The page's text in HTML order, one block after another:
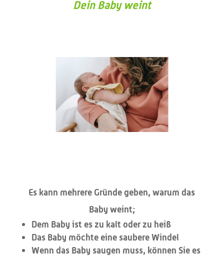
Dein Baby weint
Es kann mehrere Gründe geben, warum das
Baby weint;
Dem Baby ist es zu kalt oder zu heiß
Das Baby möchte eine saubere Windel
Wenn das Baby saugen muss, können Sie es